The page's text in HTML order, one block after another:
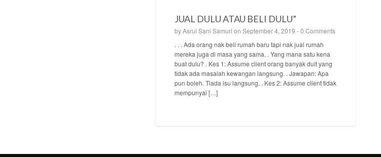
JUAL DULU ATAU BELI DULU”
byAsrul Sani Samuri on September 4, 2019 -0 Comments
. . . Ada orang nak beli rumah baru tapi nak jual rumah
mereka juga di masa yang sama. . Yang mana satu kena
buat dulu? . Kes 1: Assume client orang banyak duit yang
tidak ada masalah kewangan langsung. . Jawapan: Apa
pun boleh. Tiada isu langsung. . Kes 2: Assume client tidak
mempunyai […]